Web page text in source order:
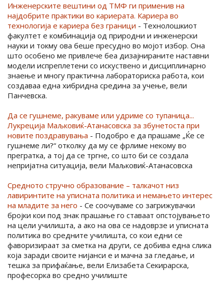
Инженерските вештини од ТМФ ги применив на
најдобрите практики во кариерата. Кариера во
технологија е кариера без граници - Технолошкиот
факултет е комбинација од природни и инженерски
науки и токму ова беше пресудно во мојот избор. Она
што особено ме привлече беа дизајнираните наставни
модели испреплетени со искуствено и дисциплинарно
знаење и многу практична лабораториска работа, кои
создаваа една хибридна средина за учење, вели
Панчевска.
Да се гушнеме, ракуваме или удриме со тупаница...
Лукреција Маљковиќ-Атанасовска за збунетоста при
новите поздравувања - Подобро е да прашаме „Ќе се
гушнеме ли?“ отколку да му се фрлиме некому во
прегратка, а тој да се тргне, со што би се создала
непријатна ситуација, вели Маљковиќ-Атанасовска
Средното стручно образование – талкачот низ
лавиринтите на уписната политика и немањето интерес
на младите за него - Се соочуваме со загрижувачки
бројки кои под знак прашање го ставаат опстојувањето
на цели училишта, а ако на ова се надоврзе и уписната
политика во средните училишта, со кои едни се
фаворизираат за сметка на други, се добива една слика
која заради своите нијанси е и мачна за гледање, и
тешка за прифаќање, вели Елизабета Секирарска,
професорка во средно училиште